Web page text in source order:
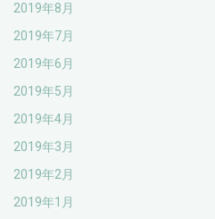
2019年8月
2019年7月
2019年6月
2019年5月
2019年4月
2019年3月
2019年2月
2019年1月